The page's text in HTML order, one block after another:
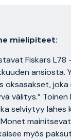
mielipiteet:
Fiskars L78
ansiosta.
oksasakset, joka
välitys.” Toinen
selviytyy lähes
Monet
myös